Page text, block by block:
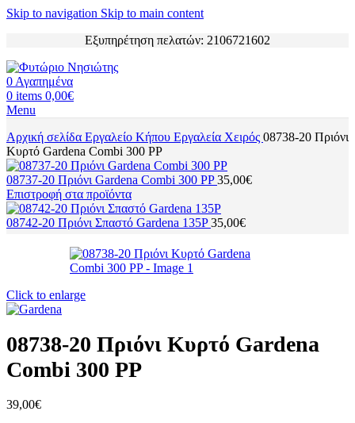
Skip to navigation Skip to main content
Εξυπηρέτηση πελατών: 2106721602
0 Αγαπημένα
0 items 0,00€
Menu
Αρχική σελίδα Εργαλείο Κήπου Εργαλεία Χειρός 08738-20 Πριόνι
Κυρτό Gardena Combi 300 PP
08737-20 Πριόνι Gardena Combi 300 PP35,00€
Επιστροφή στα προϊόντα
08742-20 Πριόνι Σπαστό Gardena 135P35,00€
Click to enlarge
08738-20 Πριόνι Κυρτό Gardena
Combi 300 PP
39,00€